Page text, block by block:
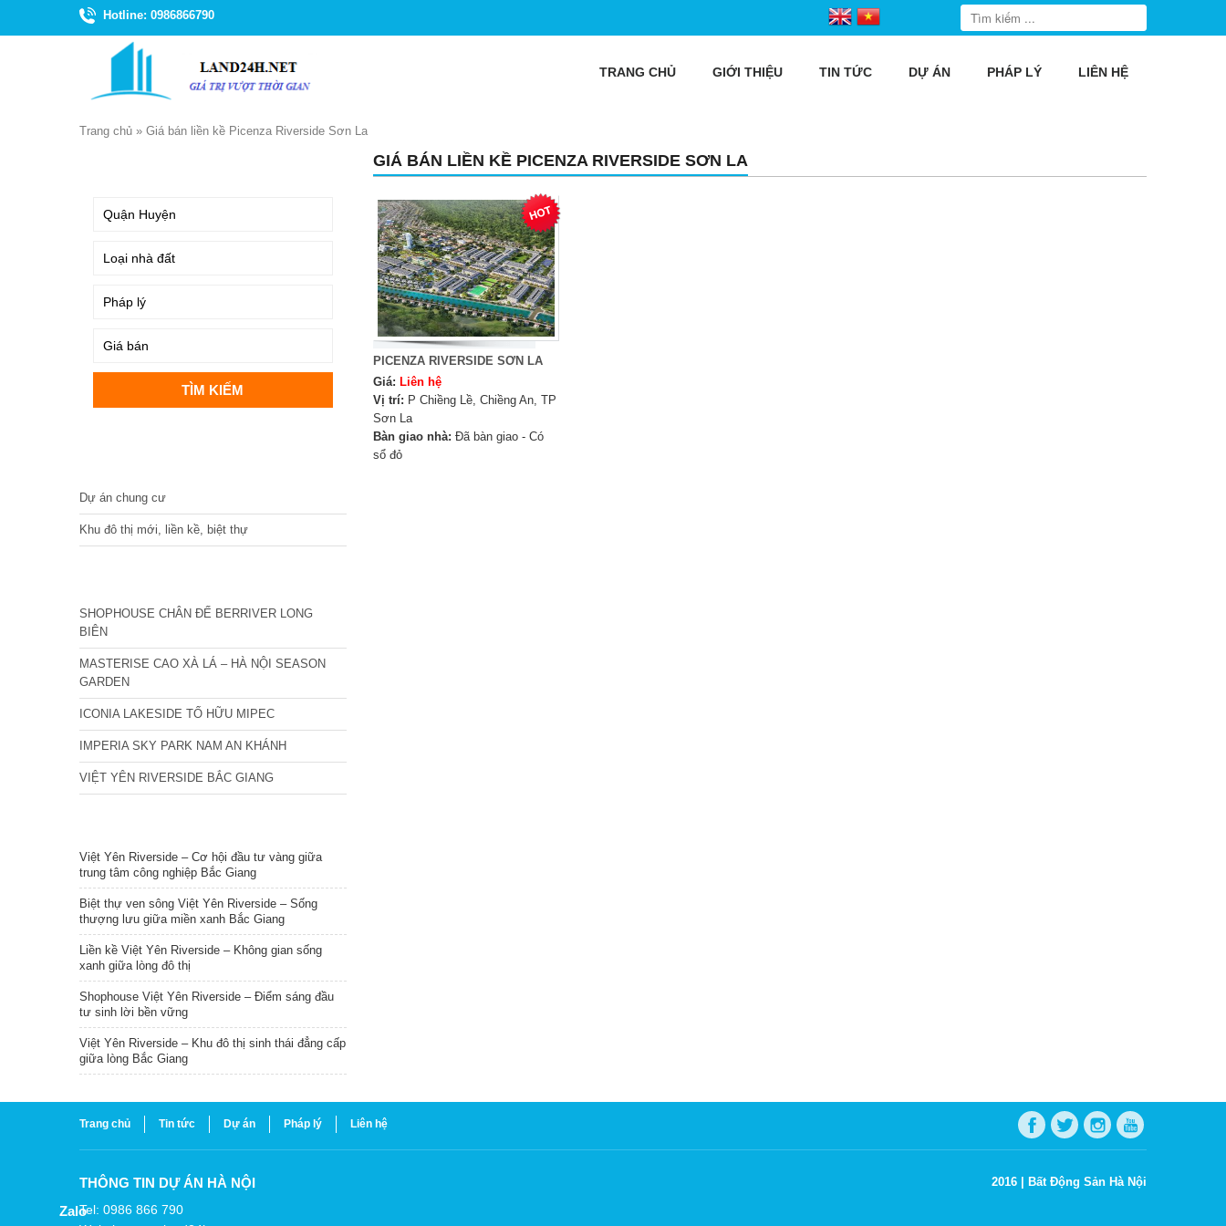
Hotline: 0986866790
TRANG CHỦ GIỚI THIỆU TIN TỨC DỰ ÁN PHÁP LÝ LIÊN HỆ
Trang chủ » Giá bán liền kề Picenza Riverside Sơn La
GIÁ BÁN LIỀN KỀ PICENZA RIVERSIDE SƠN LA
PICENZA RIVERSIDE SƠN LA
Giá: Liên hệ
Vị trí: P Chiềng Lề, Chiềng An, TP
Sơn La
Bàn giao nhà: Đã bàn giao - Có
sổ đỏ
Dự án chung cư
Khu đô thị mới, liền kề, biệt thự
SHOPHOUSE CHÂN ĐẾ BERRIVER LONG
BIÊN
MASTERISE CAO XÀ LÁ – HÀ NỘI SEASON
GARDEN
ICONIA LAKESIDE TỐ HỮU MIPEC
IMPERIA SKY PARK NAM AN KHÁNH
VIỆT YÊN RIVERSIDE BẮC GIANG
Việt Yên Riverside – Cơ hội đầu tư vàng giữa
trung tâm công nghiệp Bắc Giang
Biệt thự ven sông Việt Yên Riverside – Sống
thượng lưu giữa miền xanh Bắc Giang
Liền kề Việt Yên Riverside – Không gian sống
xanh giữa lòng đô thị
Shophouse Việt Yên Riverside – Điểm sáng đầu
tư sinh lời bền vững
Việt Yên Riverside – Khu đô thị sinh thái đẳng cấp
giữa lòng Bắc Giang
Trang chủ Tin tức Dự án Pháp lý Liên hệ
THÔNG TIN DỰ ÁN HÀ NỘI
Tel: 0986 866 790
2016 | Bất Động Sản Hà Nội
Zalo